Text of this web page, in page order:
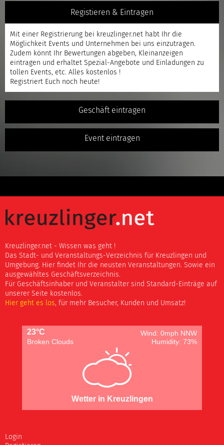
Registieren & Eintragen
Mit einer Registrierung bei kreuzlinger.net habt Ihr die
Möglichkeit Events und Unternehmen bei uns einzutragen.
Zudem könnt Ihr Bewertungen abgeben, Kleinanzeigen
eintragen und erhaltet Spezial-Angebote und Einladungen zu
tollen Events, etc. Alles kostenlos !
Registriert Euch noch heute!
Geschäft eintragen
Event eintragen
Kreuzlinger.net - Wissen was geht !
Das Stadt- und Veranstaltungs-Verzeichnis für Kreuzlingen und
Umgebung. Hier findet Ihr die neusten Veranstaltungen. Sowie ein
ausgewähltes Geschäftsverzeichnis.
Für Geschäftsinhaber und Veranstalter sind Standard-Einträge auf
unserer Seite kostenlos.
Hier geht es los, für mehr Besucher, Kunden und Umsatz!
23°C
Wind: 0mph NNW
Broken Clouds
Humidity: 73%
Wetter in Kreuzlingen
Login